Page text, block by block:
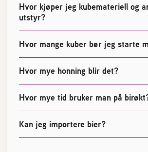
Hvor kjøper jeg kubemateriell og
utstyr?
Hvor mange kuber bør jeg starte
Hvor mye honning blir det?
Hvor mye tid bruker man på
Kan jeg importere bier?